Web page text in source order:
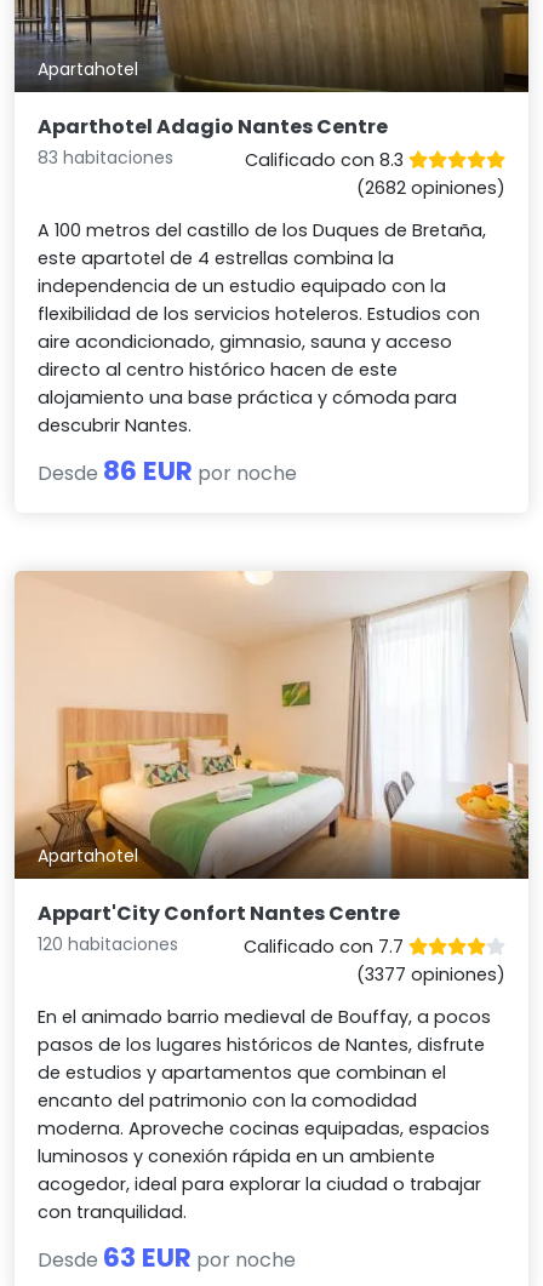
Apartahotel
Aparthotel Adagio Nantes Centre
83 habitaciones
Calificado con 8.3
(2682 opiniones)
A 100 metros del castillo de los Duques de Bretaña,
este apartotel de 4 estrellas combina la
independencia de un estudio equipado con la
flexibilidad de los servicios hoteleros. Estudios con
aire acondicionado, gimnasio, sauna y acceso
directo al centro histórico hacen de este
alojamiento una base práctica y cómoda para
descubrir Nantes.
Desde 86 EUR por noche
Apartahotel
Appart'City Confort Nantes Centre
120 habitaciones
Calificado con 7.7
(3377 opiniones)
En el animado barrio medieval de Bouffay, a pocos
pasos de los lugares históricos de Nantes, disfrute
de estudios y apartamentos que combinan el
encanto del patrimonio con la comodidad
moderna. Aproveche cocinas equipadas, espacios
luminosos y conexión rápida en un ambiente
acogedor, ideal para explorar la ciudad o trabajar
con tranquilidad.
Desde 63 EUR por noche